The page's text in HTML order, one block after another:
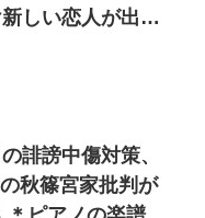
しい恋人が出来
誹謗中傷対策、
秋篠宮家批判が